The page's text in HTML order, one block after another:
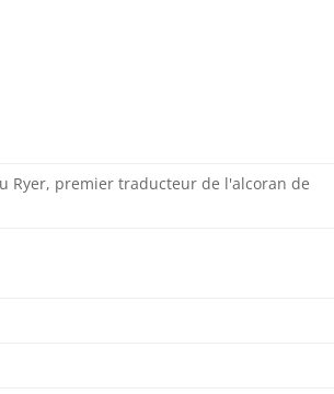
Ryer, premier traducteur de l'alcoran de